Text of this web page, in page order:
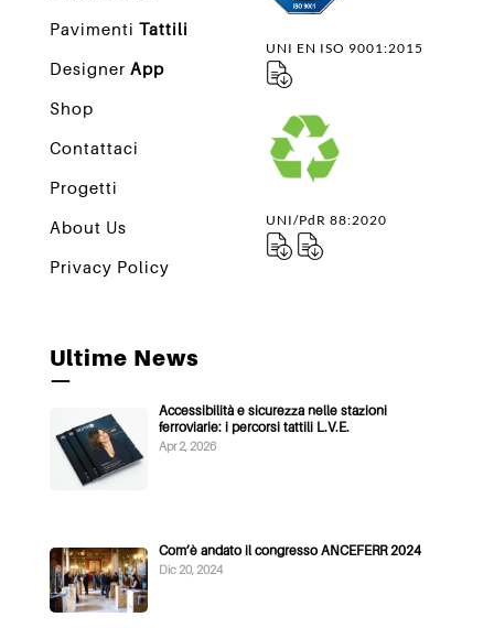
Pavimenti Tattili
Designer App
Shop
Contattaci
Progetti
About Us
Privacy Policy
UNI EN ISO 9001:2015
UNI/PdR 88:2020
Ultime News
—
Accessibilità e sicurezza nelle stazioni
ferroviarie: i percorsi tattili L.V.E.
Apr 2, 2026
Com’è andato il congresso ANCEFERR 2024
Dic 20, 2024